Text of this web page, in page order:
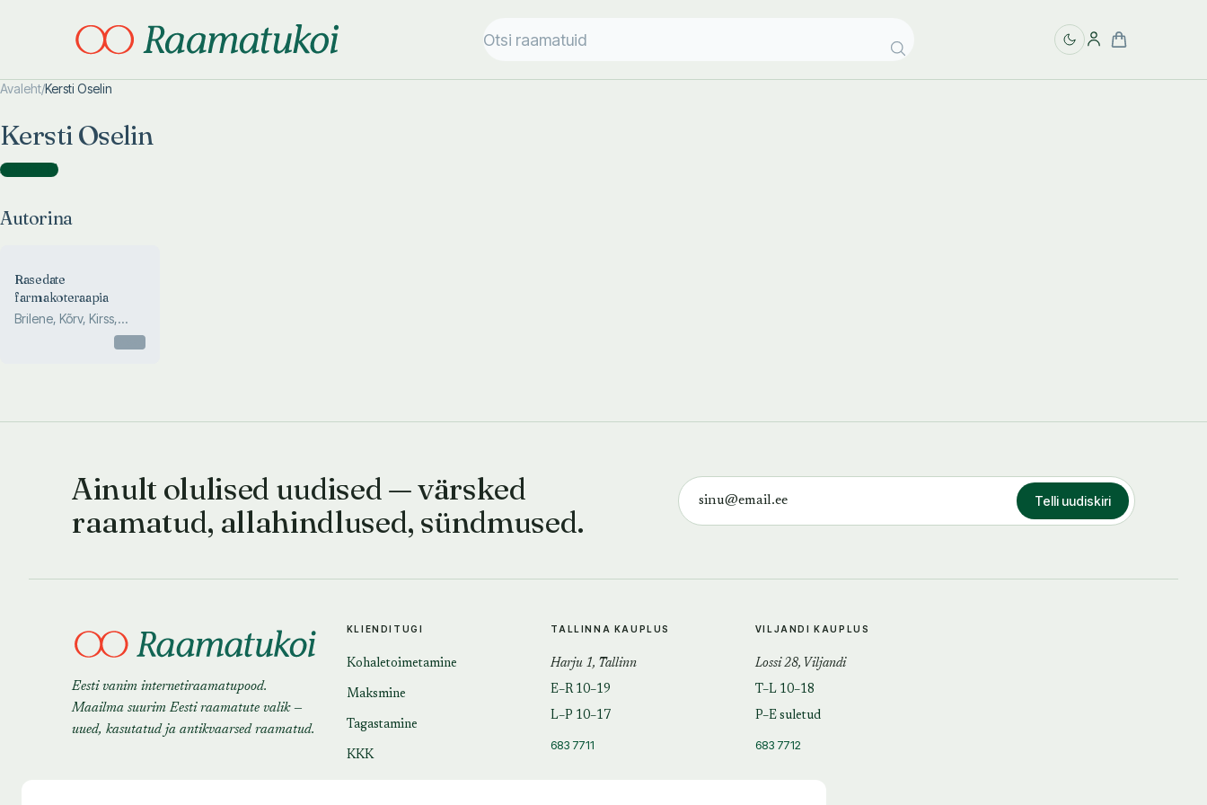
Avaleht/Kersti Oselin
Kersti Oselin
Autorina )
Autorina
Rasedate
farmakoteraapia
Brilene, Kõrv, Kirss,
Ainult olulised uudised — värsked
raamatud, allahindlused, sündmused.
Telli uudiskiri
Eesti vanim internetiraamatupood.
Maailma suurim Eesti raamatute valik —
uued, kasutatud ja antikvaarsed raamatud.
KLIENDITUGI
Kohaletoimetamine
Maksmine
Tagastamine
KKK
TALLINNA KAUPLUS
Harju 1, Tallinn
E–R 10–19
L–P 10–17
683 7711
VILJANDI KAUPLUS
Lossi 28, Viljandi
T–L 10–18
P–E suletud
683 7712